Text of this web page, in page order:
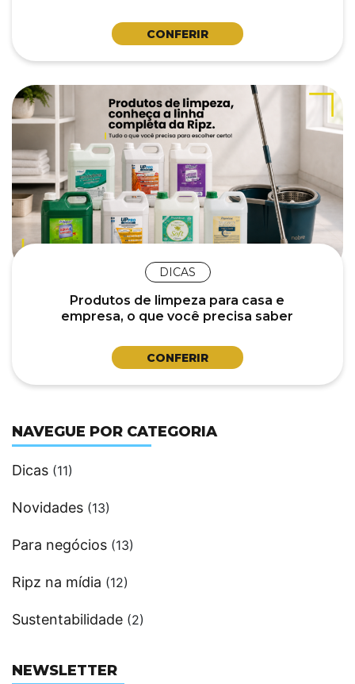
CONFERIR
DICAS
Produtos de limpeza para casa e
empresa, o que você precisa saber
CONFERIR
NAVEGUE POR CATEGORIA
Dicas (11)
Novidades (13)
Para negócios (13)
Ripz na mídia (12)
Sustentabilidade (2)
NEWSLETTER